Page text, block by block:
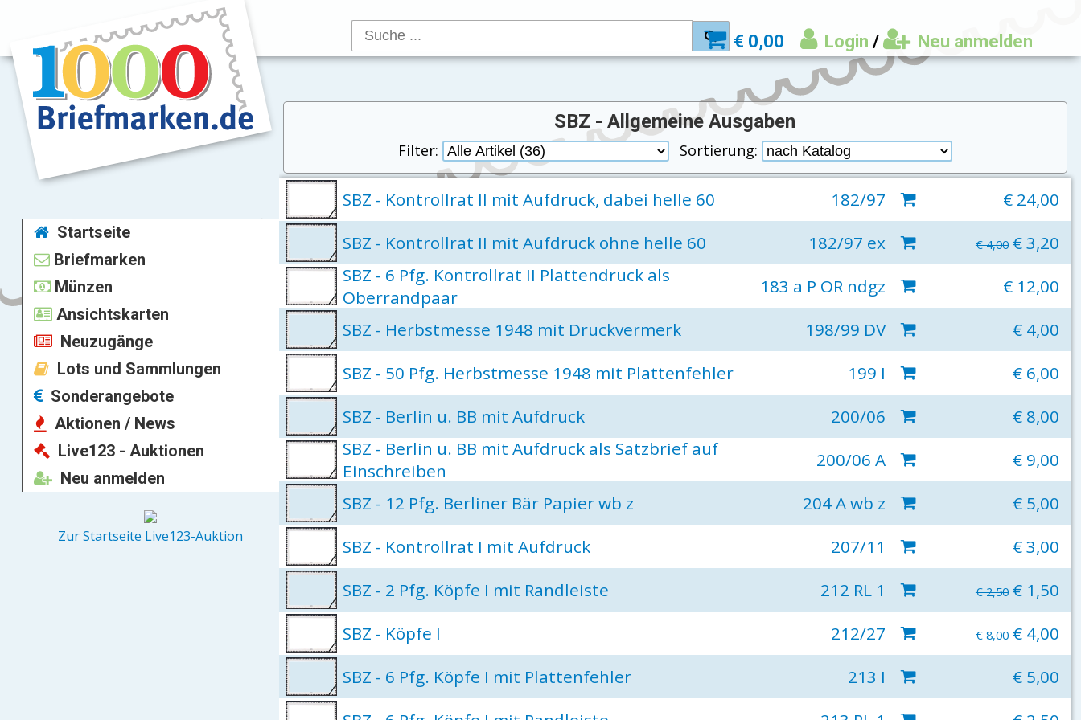
€ 0,00 Login / Neu anmelden
Startseite
Briefmarken
Münzen
Ansichtskarten
Neuzugänge
Lots und Sammlungen
Sonderangebote
Aktionen / News
Live123 - Auktionen
Neu anmelden
Zur Startseite Live123-Auktion
SBZ - Allgemeine Ausgaben
Filter: Sortierung:
SBZ - Kontrollrat II mit Aufdruck, dabei helle 60 182/97
€ 24,00
SBZ - Kontrollrat II mit Aufdruck ohne helle 60
182/97 ex € 4,00€ 3,20
SBZ - 6 Pfg. Kontrollrat II Plattendruck als
Oberrandpaar
183 a P OR ndgz
€ 12,00
SBZ - Herbstmesse 1948 mit Druckvermerk
198/99 DV
€ 4,00
SBZ - 50 Pfg. Herbstmesse 1948 mit Plattenfehler
199 I
€ 6,00
SBZ - Berlin u. BB mit Aufdruck
200/06
€ 8,00
SBZ - Berlin u. BB mit Aufdruck als Satzbrief auf
Einschreiben
200/06 A
€ 9,00
SBZ - 12 Pfg. Berliner Bär Papier wb z
204 A wb z
€ 5,00
SBZ - Kontrollrat I mit Aufdruck
207/11
€ 3,00
SBZ - 2 Pfg. Köpfe I mit Randleiste
212 RL 1 € 2,50€ 1,50
SBZ - Köpfe I
212/27 € 8,00€ 4,00
SBZ - 6 Pfg. Köpfe I mit Plattenfehler
213 I
€ 5,00